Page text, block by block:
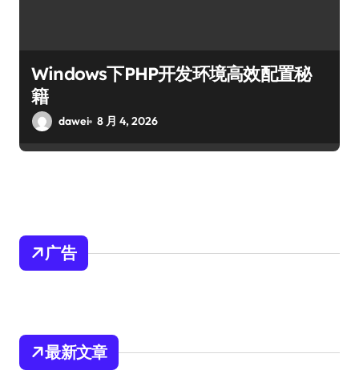
Windows下PHP开发环境高效配置秘
籍
dawei 8 月 4, 2026
广告
最新文章